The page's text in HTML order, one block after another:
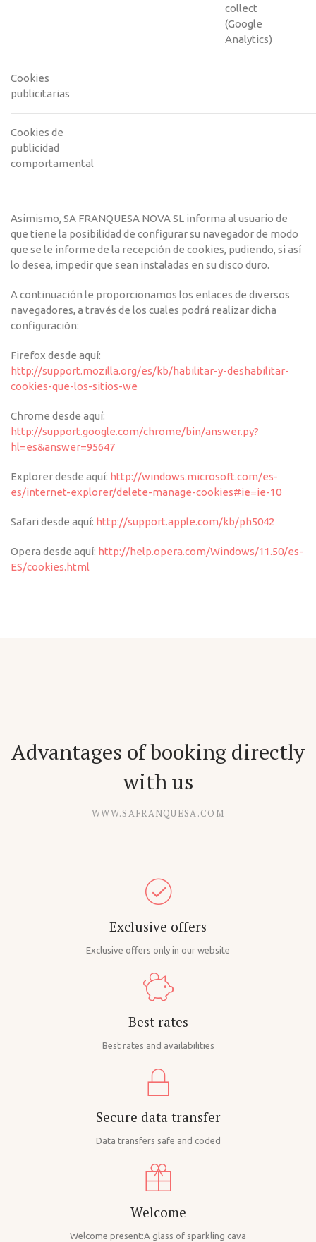
collect
(Google
Analytics)
Cookies
publicitarias
Cookies de
publicidad
comportamental
Asimismo, SA FRANQUESA NOVA SL informa al usuario de
que tiene la posibilidad de configurar su navegador de modo
que se le informe de la recepción de cookies, pudiendo, si así
lo desea, impedir que sean instaladas en su disco duro.
A continuación le proporcionamos los enlaces de diversos
navegadores, a través de los cuales podrá realizar dicha
configuración:
Firefox desde aquí:
http://support.mozilla.org/es/kb/habilitar-y-deshabilitar-
cookies-que-los-sitios-we
Chrome desde aquí:
http://support.google.com/chrome/bin/answer.py?
hl=es&answer=95647
Explorer desde aquí: http://windows.microsoft.com/es-
es/internet-explorer/delete-manage-cookies#ie=ie-10
Safari desde aquí: http://support.apple.com/kb/ph5042
Opera desde aquí: http://help.opera.com/Windows/11.50/es-
ES/cookies.html
Advantages of booking directly
with us
WWW.SAFRANQUESA.COM
Exclusive offers
Exclusive offers only in our website
Best rates
Best rates and availabilities
Secure data transfer
Data transfers safe and coded
Welcome
Welcome present:A glass of sparkling cava